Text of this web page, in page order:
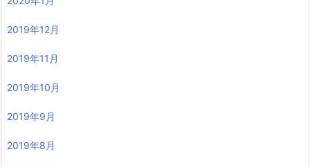
2019年12月
2019年11月
2019年10月
2019年9月
2019年8月